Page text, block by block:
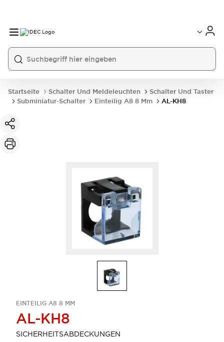
Startseite Schalter Und Meldeleuchten
Schalter Und Taster
Subminiatur-Schalter
Einteilig A8 8 Mm AL-KH8
EINTEILIG A8 8 MM
AL-KH8
SICHERHEITSABDECKUNGEN